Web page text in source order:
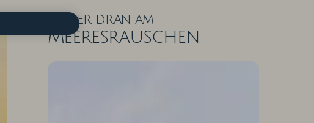
Näher dran am
Meeresrauschen